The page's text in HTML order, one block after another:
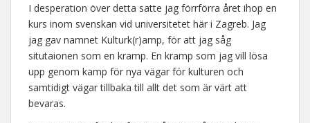
I desperation över detta satte jag förrförra året ihop en
kurs inom svenskan vid universitetet här i Zagreb. Jag
jag gav namnet Kulturk(r)amp, för att jag såg
situtaionen som en kramp. En kramp som jag vill lösa
upp genom kamp för nya vägar för kulturen och
samtidigt vägar tillbaka till allt det som är värt att
bevaras.